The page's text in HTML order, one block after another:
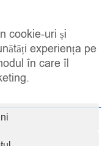
cookie-uri și
experiența pe
în care îl